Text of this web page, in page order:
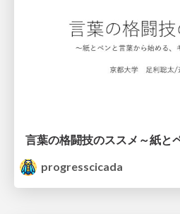
progresscicada